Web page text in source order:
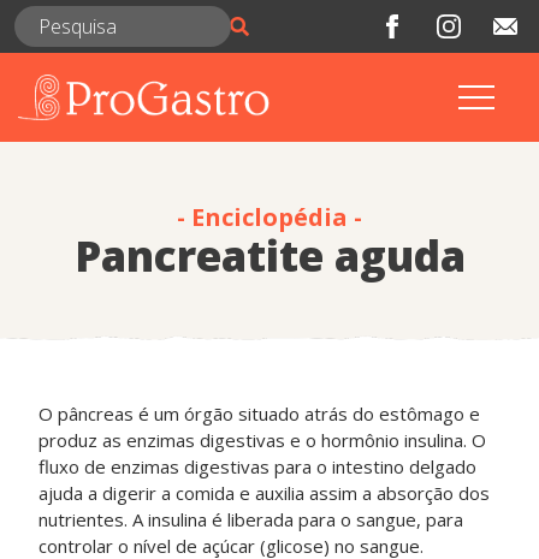
- Enciclopédia -
Pancreatite aguda
O pâncreas é um órgão situado atrás do estômago e
produz as enzimas digestivas e o hormônio insulina. O
fluxo de enzimas digestivas para o intestino delgado
ajuda a digerir a comida e auxilia assim a absorção dos
nutrientes. A insulina é liberada para o sangue, para
controlar o nível de açúcar (glicose) no sangue.